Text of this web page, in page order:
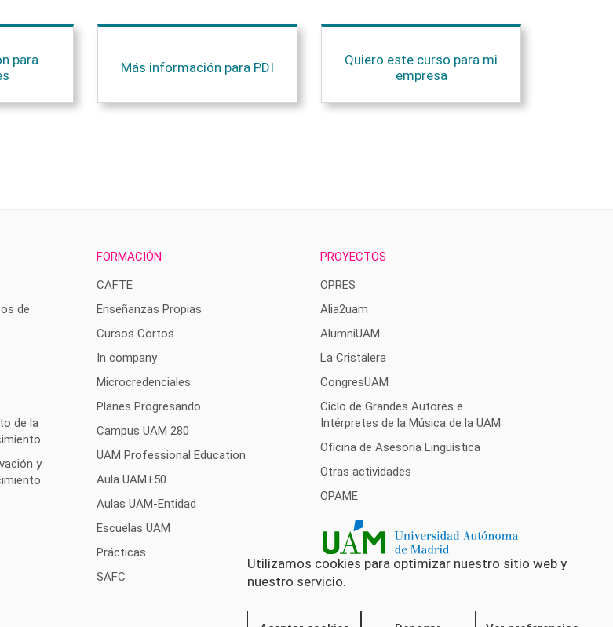
Utilizamos cookies para optimizar nuestro sitio web y
nuestro servicio.
para
Más información para PDI
Quiero este curso para mi
empresa
de
de la
y
FORMACIÓN
CAFTE
Enseñanzas Propias
Cursos Cortos
In company
Microcredenciales
Planes Progresando
Campus UAM 280
UAM Professional Education
Aula UAM+50
Aulas UAM-Entidad
Escuelas UAM
Prácticas
SAFC
PROYECTOS
OPRES
Alia2uam
AlumniUAM
La Cristalera
CongresUAM
Ciclo de Grandes Autores e
Intérpretes de la Música de la UAM
Oficina de Asesoría Lingüística
Otras actividades
OPAME